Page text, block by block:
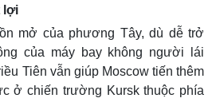
Tiêu dùng
Tỷ giá
Chứng khoán
Giá cà phê
lợi
mở của phương Tây, dù dễ trở
của máy bay không người lái
Tiên vẫn giúp Moscow tiến thêm
ở chiến trường Kursk thuộc phía